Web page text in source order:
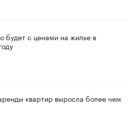
будет с ценами на жилье в
квартир выросла более чем